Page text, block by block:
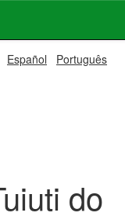
Español Português
do